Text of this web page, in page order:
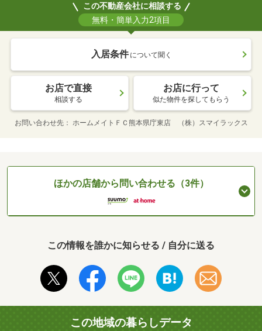
この不動産会社に相談する
無料・簡単入力2項目
入居条件 について聞く
お店で直接
相談する
お店に行って
似た物件を探してもらう
お問い合わせ先 ホームメイトＦＣ熊本県庁東店 （株）スマイラックス
ほかの店舗から問い合わせる（3件）
この情報を誰かに知らせる / 自分に送る
この地域の暮らしデータ